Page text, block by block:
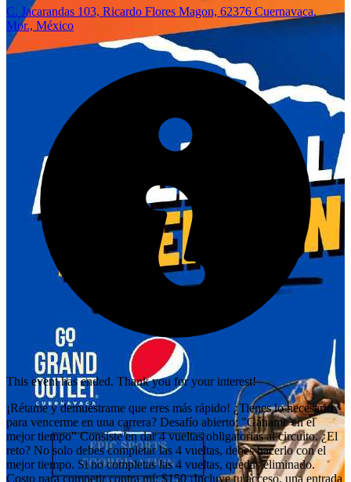
C. Jacarandas 103, Ricardo Flores Magon, 62376 Cuernavaca,
Mor., México
This event has ended. Thank you for your interest!
¡Rétame y demuéstrame que eres más rápido! ¿Tienes lo necesario
para vencerme en una carrera? Desafío abierto: "Gáname en el
mejor tiempo" Consiste en dar 4 vueltas obligatorias al circuito. ¿El
reto? No solo debes completar las 4 vueltas, debes hacerlo con el
mejor tiempo. Si no completas las 4 vueltas, quedas eliminado.
Costo para competir contra mí: $150 ¡Incluye tu acceso, una entrada